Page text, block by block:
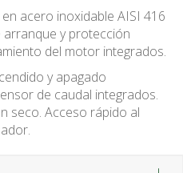
acero inoxidable AISI 416
arranque y protección
del motor integrados.
y apagado
de caudal integrados.
seco. Acceso rápido al